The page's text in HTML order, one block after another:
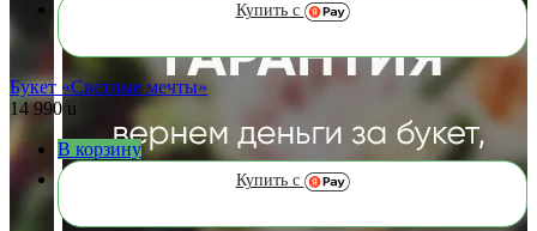
Купить с
Букет «Светлые мечты»
14 990 u
В корзину
Купить с